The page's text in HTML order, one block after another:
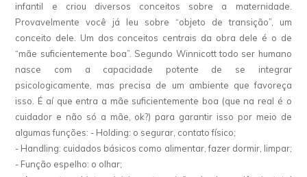
infantil e criou diversos conceitos sobre a maternidade.
Provavelmente você já leu sobre “objeto de transição”, um
conceito dele. Um dos conceitos centrais da obra dele é o de
“mãe suficientemente boa”. Segundo Winnicott todo ser humano
nasce com a capacidade potente de se integrar
psicologicamente, mas precisa de um ambiente que favoreça
isso. É aí que entra a mãe suficientemente boa (que na real é o
cuidador e não só a mãe, ok?) para garantir isso por meio de
algumas funções: - Holding: o segurar, contato físico;
- Handling: cuidados básicos como alimentar, fazer dormir, limpar;
- Função espelho: o olhar;